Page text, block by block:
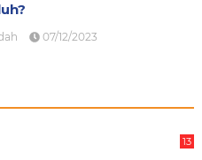
07/12/2023
13